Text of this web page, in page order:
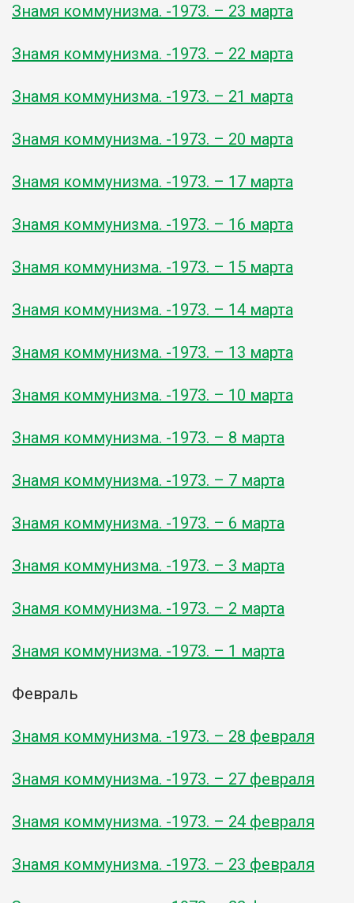
Знамя коммунизма. -1973. – 23 марта
Знамя коммунизма. -1973. – 22 марта
Знамя коммунизма. -1973. – 21 марта
Знамя коммунизма. -1973. – 20 марта
Знамя коммунизма. -1973. – 17 марта
Знамя коммунизма. -1973. – 16 марта
Знамя коммунизма. -1973. – 15 марта
Знамя коммунизма. -1973. – 14 марта
Знамя коммунизма. -1973. – 13 марта
Знамя коммунизма. -1973. – 10 марта
Знамя коммунизма. -1973. – 8 марта
Знамя коммунизма. -1973. – 7 марта
Знамя коммунизма. -1973. – 6 марта
Знамя коммунизма. -1973. – 3 марта
Знамя коммунизма. -1973. – 2 марта
Знамя коммунизма. -1973. – 1 марта
Февраль
Знамя коммунизма. -1973. – 28 февраля
Знамя коммунизма. -1973. – 27 февраля
Знамя коммунизма. -1973. – 24 февраля
Знамя коммунизма. -1973. – 23 февраля